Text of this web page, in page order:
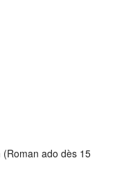
ado dès 15